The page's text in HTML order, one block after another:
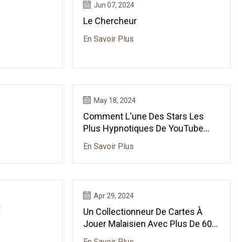
Jun 07, 2024
Le Chercheur
En Savoir Plus
May 18, 2024
Comment L'une Des Stars Les
Plus Hypnotiques De YouTube
Son « Cardistry »
En Savoir Plus
Apr 29, 2024
Un Collectionneur De Cartes À
Jouer Malaisien Avec Plus De 60